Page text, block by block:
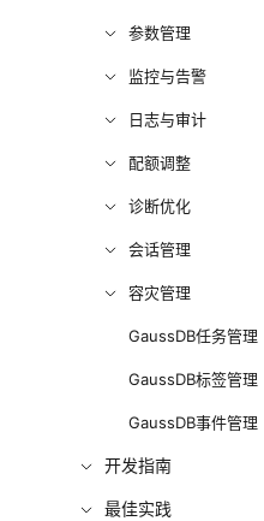
参数管理
监控与告警
日志与审计
配额调整
诊断优化
会话管理
容灾管理
GaussDB任务管理
GaussDB标签管理
GaussDB事件管理
开发指南
最佳实践